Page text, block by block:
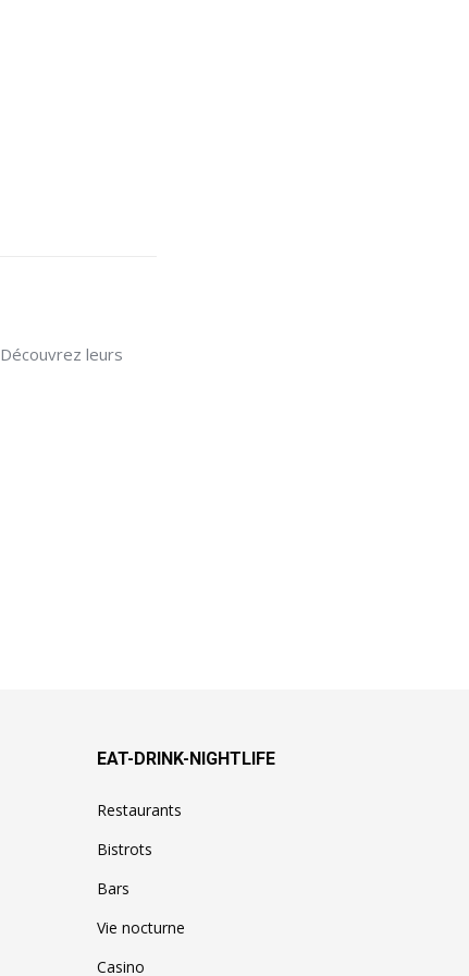
Découvrez leurs
EAT-DRINK-NIGHTLIFE
Restaurants
Bistrots
Bars
Vie nocturne
Casino